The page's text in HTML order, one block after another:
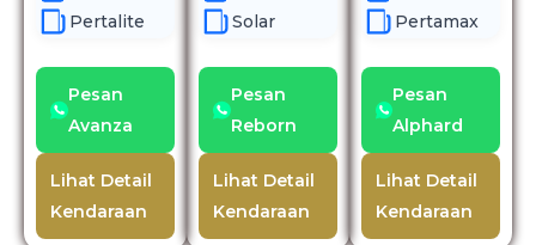
Pertalite
Pesan
Avanza
Lihat Detail
Kendaraan
Solar
Pesan
Reborn
Lihat Detail
Kendaraan
Pertamax
Pesan
Alphard
Lihat Detail
Kendaraan